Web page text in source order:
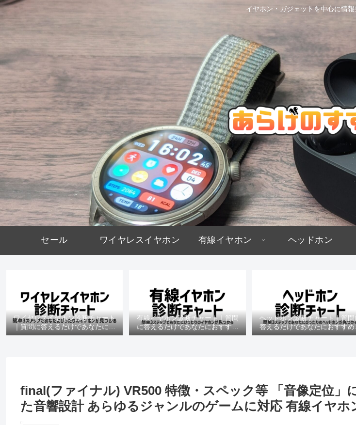
イヤホン・ガジェットを中心に情報
セール ワイヤレスイヤホン 有線イヤホン ヘッドホン
ワイヤレスイヤホン診断チャート
｜質問に答えるだけであなたにお
すすめの機種がわかる
有線イヤホン診断チャート｜質問
に答えるだけであなたにおすすめ
の機種がわかる
ヘッドホン診断チャート｜質問
答えるだけであなたにおすすめ
機種がわかる
final(ファイナル) VR500 特徴・スペック等 「音像定位」
た音響設計 あらゆるジャンルのゲームに対応 有線イヤホ